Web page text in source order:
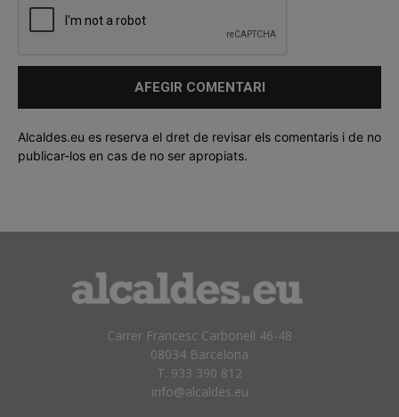
Alcaldes.eu es reserva el dret de revisar els comentaris i de no
publicar-los en cas de no ser apropiats.
Carrer Francesc Carbonell 46-48
08034 Barcelona
T. 933 390 812
info@alcaldes.eu